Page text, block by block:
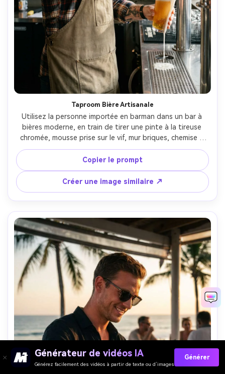
Taproom Bière Artisanale
Utilisez la personne importée en barman dans un bar à
bières moderne, en train de tirer une pinte à la tireuse
chromée, mousse prise sur le vif, mur briques, chemise à
carreaux et tablier, Fujifilm GFX100S 63mm, couleur
naturelle, style documentaire photoréaliste, lumière
cinéma douce --ar 4:5
Copier le prompt
Créer une image similaire ↗
Générateur de vidéos IA
Générez facilement des vidéos à partir de texte ou d’images
Générer